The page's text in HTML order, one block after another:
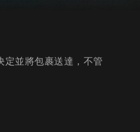
定並將包裹送達，不管